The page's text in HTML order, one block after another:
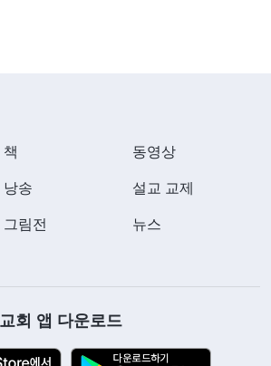
하는 법을 끊임없이 배웠습니다.
경제적 자유를 이루고, 다른 사
경험을 이야기할 수 있게 된다면
이 제게 하나님의 말세 복음을 전
나님 말씀을 먹고 마시면서 저는
주재자이시며 인류의 운명과 종
책 동영상
낭송 설교 교제
그림전 뉴스
회 앱 다운로드